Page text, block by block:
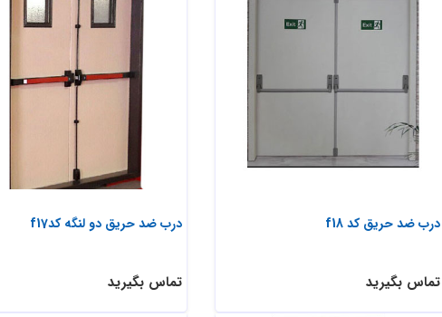
درب ضد حریق کد f18
تماس بگیرید
درب ضد حریق دو لنگه کدf17
تماس بگیرید